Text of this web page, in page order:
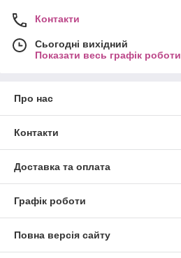
Контакти
Сьогодні вихідний
Показати весь графік роботи
Про нас
Контакти
Доставка та оплата
Графік роботи
Повна версія сайту